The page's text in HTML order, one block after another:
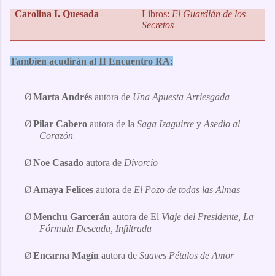
Carolina I. Quesada
Libros: El Guardián de los
Secretos
También acudirán al II Encuentro RA:
ØMarta Andrés autora de Una Apuesta Arriesgada
ØPilar Cabero autora de la Saga Izaguirre y Asedio al
Corazón
ØNoe Casado autora de Divorcio
Ø Amaya Felices autora de El Pozo de todas las Almas
ØMenchu Garcerán autora de El Viaje del Presidente, La
Fórmula Deseada, Infiltrada
ØEncarna Magín autora de Suaves Pétalos de Amor